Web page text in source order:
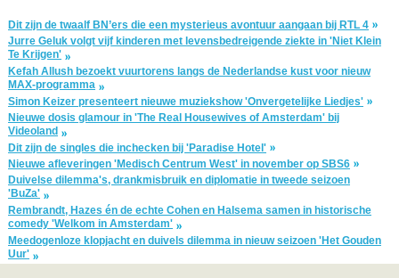
Dit zijn de twaalf BN’ers die een mysterieus avontuur aangaan bij RTL 4
Jurre Geluk volgt vijf kinderen met levensbedreigende ziekte in 'Niet Klein
Te Krijgen'
Kefah Allush bezoekt vuurtorens langs de Nederlandse kust voor nieuw
MAX-programma
Simon Keizer presenteert nieuwe muziekshow 'Onvergetelijke Liedjes'
Nieuwe dosis glamour in 'The Real Housewives of Amsterdam' bij
Videoland
Dit zijn de singles die inchecken bij 'Paradise Hotel'
Nieuwe afleveringen 'Medisch Centrum West' in november op SBS6
Duivelse dilemma's, drankmisbruik en diplomatie in tweede seizoen
'BuZa'
Rembrandt, Hazes én de echte Cohen en Halsema samen in historische
comedy 'Welkom in Amsterdam'
Meedogenloze klopjacht en duivels dilemma in nieuw seizoen 'Het Gouden
Uur'